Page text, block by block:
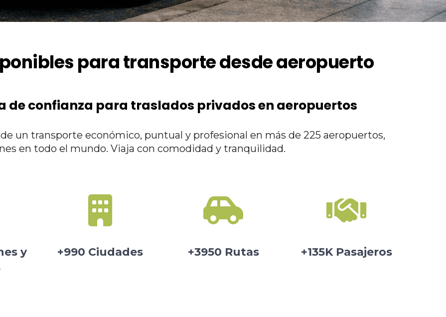
para transporte desde aeropuerto
de confianza para traslados privados en aeropuertos
un transporte económico, puntual y profesional en más de 225 aeropuertos,
en todo el mundo. Viaja con comodidad y tranquilidad.
y
+990 Ciudades +3950 Rutas +135K Pasajeros